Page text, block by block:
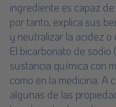
ingrediente es capaz
por tanto, explica sus
y neutralizar la acidez
El bicarbonato de sodio
sustancia química con
como en la medicina. A
algunas de las